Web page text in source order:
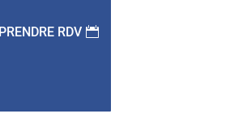
PRENDRE RDV